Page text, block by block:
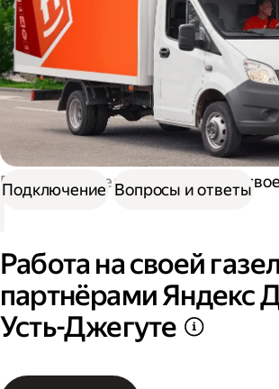
Работа водителем Работа на
Работа на своей
партнёрами Яндекс
Усть-Джегуте
Подключение Вопросы и ответы